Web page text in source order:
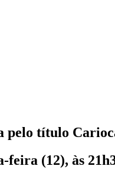
pelo título
feira (12), às